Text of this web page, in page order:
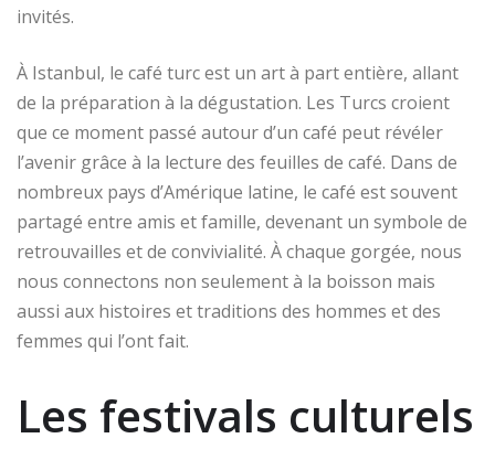
invités.
À Istanbul, le café turc est un art à part entière, allant
de la préparation à la dégustation. Les Turcs croient
que ce moment passé autour d’un café peut révéler
l’avenir grâce à la lecture des feuilles de café. Dans de
nombreux pays d’Amérique latine, le café est souvent
partagé entre amis et famille, devenant un symbole de
retrouvailles et de convivialité. À chaque gorgée, nous
nous connectons non seulement à la boisson mais
aussi aux histoires et traditions des hommes et des
femmes qui l’ont fait.
Les festivals culturels